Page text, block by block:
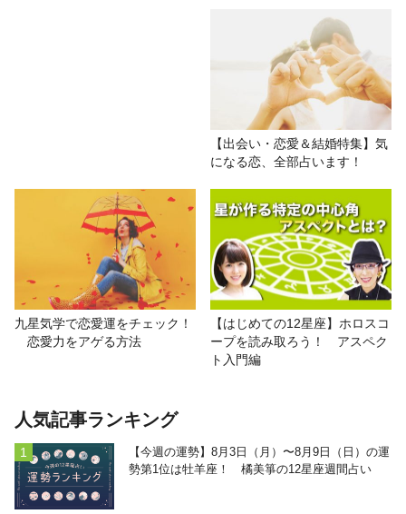
【出会い・恋愛＆結婚特集】気
になる恋、全部占います！
九星気学で恋愛運をチェック！
恋愛力をアゲる方法
【はじめての12星座】ホロスコ
ープを読み取ろう！ アスペク
ト入門編
人気記事ランキング
【今週の運勢】8月3日（月）〜8月9日（日）の運
勢第1位は牡羊座！ 橘美箏の12星座週間占い